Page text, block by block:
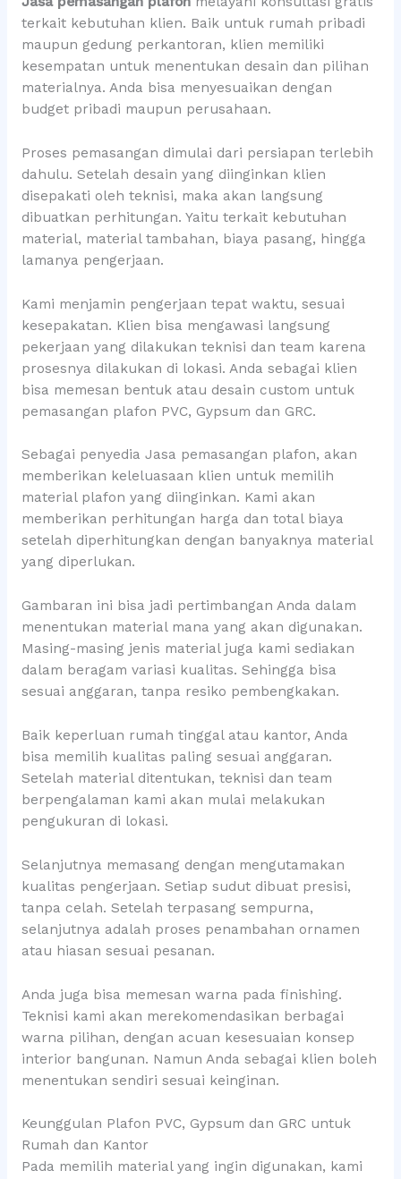
terkait kebutuhan klien. Baik untuk rumah pribadi
maupun gedung perkantoran, klien memiliki
kesempatan untuk menentukan desain dan pilihan
materialnya. Anda bisa menyesuaikan dengan
budget pribadi maupun perusahaan.
Proses pemasangan dimulai dari persiapan terlebih
dahulu. Setelah desain yang diinginkan klien
disepakati oleh teknisi, maka akan langsung
dibuatkan perhitungan. Yaitu terkait kebutuhan
material, material tambahan, biaya pasang, hingga
lamanya pengerjaan.
Kami menjamin pengerjaan tepat waktu, sesuai
kesepakatan. Klien bisa mengawasi langsung
pekerjaan yang dilakukan teknisi dan team karena
prosesnya dilakukan di lokasi. Anda sebagai klien
bisa memesan bentuk atau desain custom untuk
pemasangan plafon PVC, Gypsum dan GRC.
Sebagai penyedia Jasa pemasangan plafon, akan
memberikan keleluasaan klien untuk memilih
material plafon yang diinginkan. Kami akan
memberikan perhitungan harga dan total biaya
setelah diperhitungkan dengan banyaknya material
yang diperlukan.
Gambaran ini bisa jadi pertimbangan Anda dalam
menentukan material mana yang akan digunakan.
Masing-masing jenis material juga kami sediakan
dalam beragam variasi kualitas. Sehingga bisa
sesuai anggaran, tanpa resiko pembengkakan.
Baik keperluan rumah tinggal atau kantor, Anda
bisa memilih kualitas paling sesuai anggaran.
Setelah material ditentukan, teknisi dan team
berpengalaman kami akan mulai melakukan
pengukuran di lokasi.
Selanjutnya memasang dengan mengutamakan
kualitas pengerjaan. Setiap sudut dibuat presisi,
tanpa celah. Setelah terpasang sempurna,
selanjutnya adalah proses penambahan ornamen
atau hiasan sesuai pesanan.
Anda juga bisa memesan warna pada finishing.
Teknisi kami akan merekomendasikan berbagai
warna pilihan, dengan acuan kesesuaian konsep
interior bangunan. Namun Anda sebagai klien boleh
menentukan sendiri sesuai keinginan.
Keunggulan Plafon PVC, Gypsum dan GRC untuk
Rumah dan Kantor
Pada memilih material yang ingin digunakan, kami